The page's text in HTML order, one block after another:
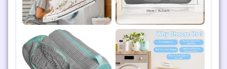
8 دقيقة و 31 ثانية
1
7
إضافة إلى السلة